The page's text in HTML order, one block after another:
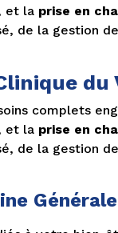
et la prise en
de la gestion
du
complets
et la prise en
de la gestion